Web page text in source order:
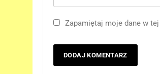
Zapamiętaj moje dane w
5